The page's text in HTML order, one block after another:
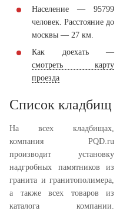
Население — 95799
человек. Расстояние до
москвы — 27 км.
Как доехать —
смотреть карту
проезда
Список кладбищ
На всех кладбищах,
компания PQD.ru
производит установку
надгробных памятников из
гранита и гранитополимера,
а также всех товаров из
каталога компании.